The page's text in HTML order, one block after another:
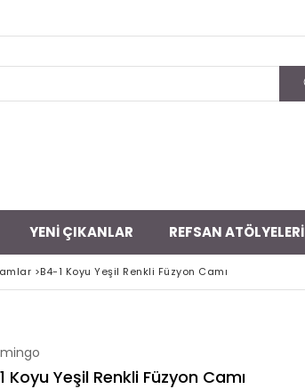
YENİ ÇIKANLAR REFSAN ATÖLYELERİ
>B4-1 Koyu Yeşil Renkli Füzyon Camı
Koyu Yeşil Renkli Füzyon Camı